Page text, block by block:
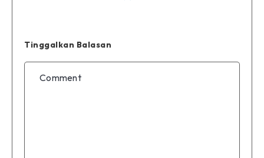
Tinggalkan Balasan